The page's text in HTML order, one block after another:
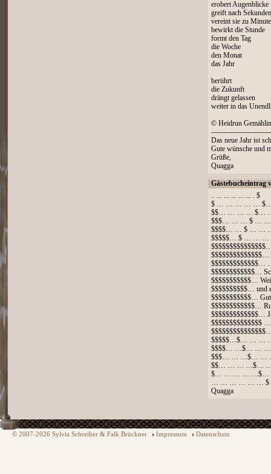
erobert Augenblicke
greift nach Sekunden
vereint sie zu
bewirkt die Stunde
formt den Tag
die Woche
den Monat
das Jahr
berührt
die Zukunft
drängt gelassen
weiter in das
© Heidrun
Das neue Jahr ist
Gute wünsche und
Grüße,
Quagga
Gästebucheintrag
.. ... ... ... ... ... . $
$ … … … … …
$$… … … … $…
$$$… … … $ …
$$$$… … $ … …
$$$$$… $ … …
$$$$$$$$$$$$…
$$$$$$$$$$$…
$$$$$$$$$$…
$$$$$$$$$$$…
$$$$$$$$$$$$…
$$$$$$$$$$$$$…
$$$$$…$… … …
$$$$… …$… …
$$$… … …$… …
$$… … … …$…
$… … … … …$…
… … … … … … $
Quagga
© 2007-2026 Sylvia Schreiber & Falk Brückner Impressum Datenschutz